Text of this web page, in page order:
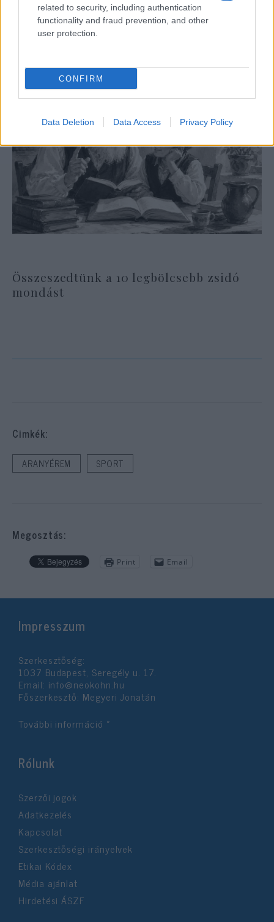
related to security, including authentication
functionality and fraud prevention, and other
user protection.
CONFIRM
Data Deletion Data Access Privacy Policy
Megjelent az 5787. évi falinaptár, töltse le!
Összeszedtünk a 10 legbölcsebb zsidó
mondást
Cimkék:
ARANYÉREM SPORT
Megosztás:
Print Email
Impresszum
Szerkesztőség:
1037 Budapest, Seregély u. 17.
Email: info@neokohn.hu
Főszerkesztő: Megyeri Jonatán
További információ »
Rólunk
Szerzői jogok
Adatkezelés
Kapcsolat
Szerkesztőségi irányelvek
Etikai Kódex
Média ajánlat
Hirdetési ÁSZF